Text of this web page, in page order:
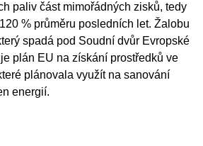
paliv část mimořádných zisků, tedy
% průměru posledních let. Žalobu
spadá pod Soudní dvůr Evropské
plán EU na získání prostředků ve
plánovala využít na sanování
energií.